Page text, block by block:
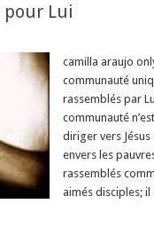
Lui
camilla araujo
communauté
rassemblés par
communauté
diriger vers
envers les
rassemblés
aimés disciples;